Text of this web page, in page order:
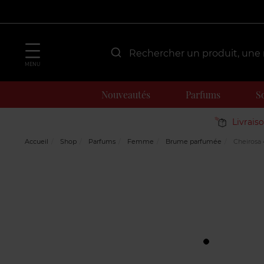
MENU
Nouveautés Parfums
Accueil Shop Parfums Femme Brume parfumée Cheirosa